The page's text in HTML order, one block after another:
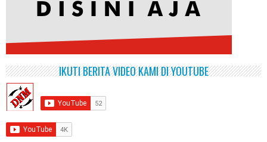
IKUTI BERITA VIDEO KAMI DI YOUTUBE